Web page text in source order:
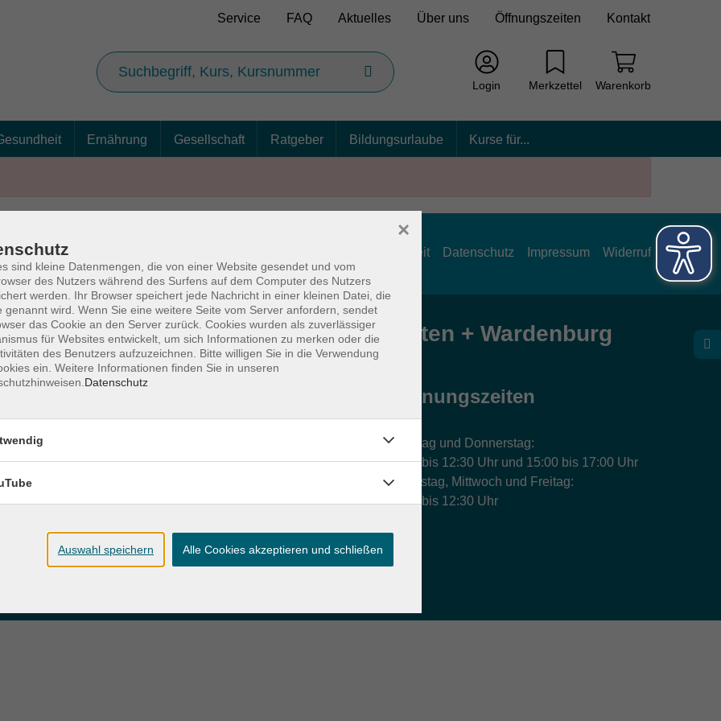
Service FAQ Aktuelles Über uns Öffnungszeiten Kontakt
Login Merkzettel Warenkorb
Ernährung Gesellschaft Ratgeber Bildungsurlaube Kurse für...
Barrierefreiheit Datenschutz Impressum Widerruf
und Donnerstag:
Volkshochschule Hatten + Wardenburg
26203 Wardenburg
Öffnungszeiten
Montag und Donnerstag:
9:00 bis 12:30 Uhr und 15:00 bis 17:00 Uhr
Dienstag, Mittwoch und Freitag:
9:00 bis 12:30 Uhr
sind kleine Datenmengen, die von einer Website gesendet und vom
des Nutzers während des Surfens auf dem Computer des Nutzers
werden. Ihr Browser speichert jede Nachricht in einer kleinen Datei, die
genannt wird. Wenn Sie eine weitere Seite vom Server anfordern, sendet
das Cookie an den Server zurück. Cookies wurden als zuverlässiger
für Websites entwickelt, um sich Informationen zu merken oder die
des Benutzers aufzuzeichnen. Bitte willigen Sie in die Verwendung
ein. Weitere Informationen finden Sie in unseren
Datenschutz
×
Auswahl speichern Alle Cookies akzeptieren und schließen